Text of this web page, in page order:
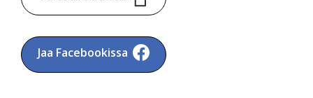
Jaa Facebookissa